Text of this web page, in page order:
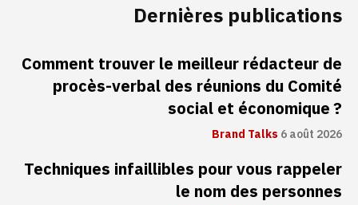
Dernières publications
Comment trouver le meilleur rédacteur de
procès-verbal des réunions du Comité
social et économique ?
Brand Talks6 août 2026
Techniques infaillibles pour vous rappeler
le nom des personnes